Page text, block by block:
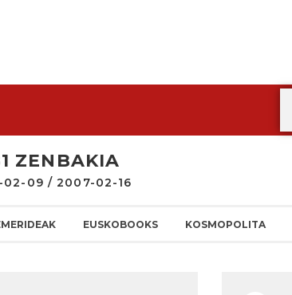
ZENBAKIA
02-09 / 2007-02-16
EUSKOBOOKS KOSMOPOLITA